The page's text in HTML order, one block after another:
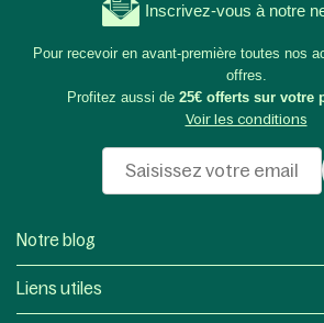
Inscrivez-vous à notre
Pour recevoir en avant-première toutes nos
offres.
Profitez aussi de 25€ offerts sur votre
Voir les conditions
Notre blog
Liens utiles